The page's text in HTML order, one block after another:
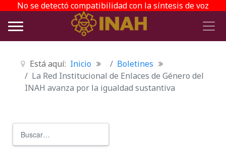
No se detectó compatibilidad con la síntesis de voz
Está aquí: Inicio
Boletines
La Red Institucional de Enlaces de Género del
INAH avanza por la igualdad sustantiva